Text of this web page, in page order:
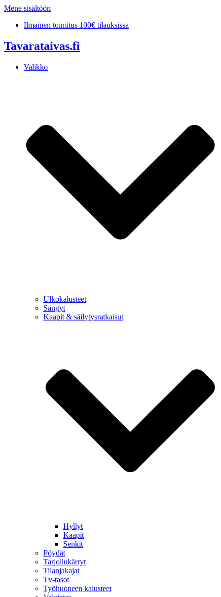
Mene sisältöön
Ilmainen toimitus 100€ tilauksissa
Tavarataivas.fi
Valikko
Ulkokalusteet
Sängyt
Kaapit & säilytysratkaisut
Hyllyt
Kaapit
Senkit
Pöydät
Tarjoilukärryt
Tilanjakajat
Tv-tasot
Työhuoneen kalusteet